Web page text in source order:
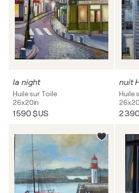
la night
Huile sur Toile
26x20in
1 590 $US
nuit
Huile
2